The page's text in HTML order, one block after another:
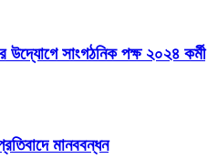
উদ্যোগে সাংগঠনিক পক্ষ ২০২৪ কর্মী
মানববন্ধন